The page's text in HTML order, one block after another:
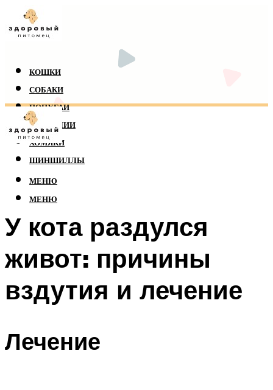
КОШКИ
СОБАКИ
ПОПУГАИ
РЕПТИЛИИ
ХОМЯКИ
ШИНШИЛЛЫ
МЕНЮ
МЕНЮ
У кота раздулся
живот: причины
вздутия и лечение
Лечение